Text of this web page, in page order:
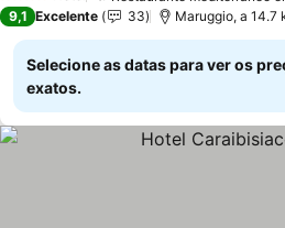
9,1 Excelente 33 Maruggio, a 14.7
Selecione as datas para ver os
exatos.